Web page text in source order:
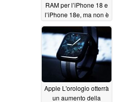
RAM per l’iPhone 18 e
l’iPhone 18e, ma non è
06/27/2026
Apple L'orologio otterrà
un aumento della